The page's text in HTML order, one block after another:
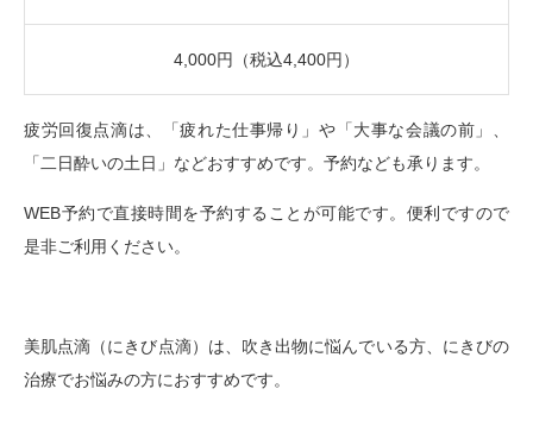
4,000円（税込4,400円）
疲労回復点滴は、「疲れた仕事帰り」や「大事な会議の前」、
「二日酔いの土日」などおすすめです。予約なども承ります。
WEB予約で直接時間を予約することが可能です。便利ですので
是非ご利用ください。
美肌点滴（にきび点滴）は、吹き出物に悩んでいる方、にきびの
治療でお悩みの方におすすめです。